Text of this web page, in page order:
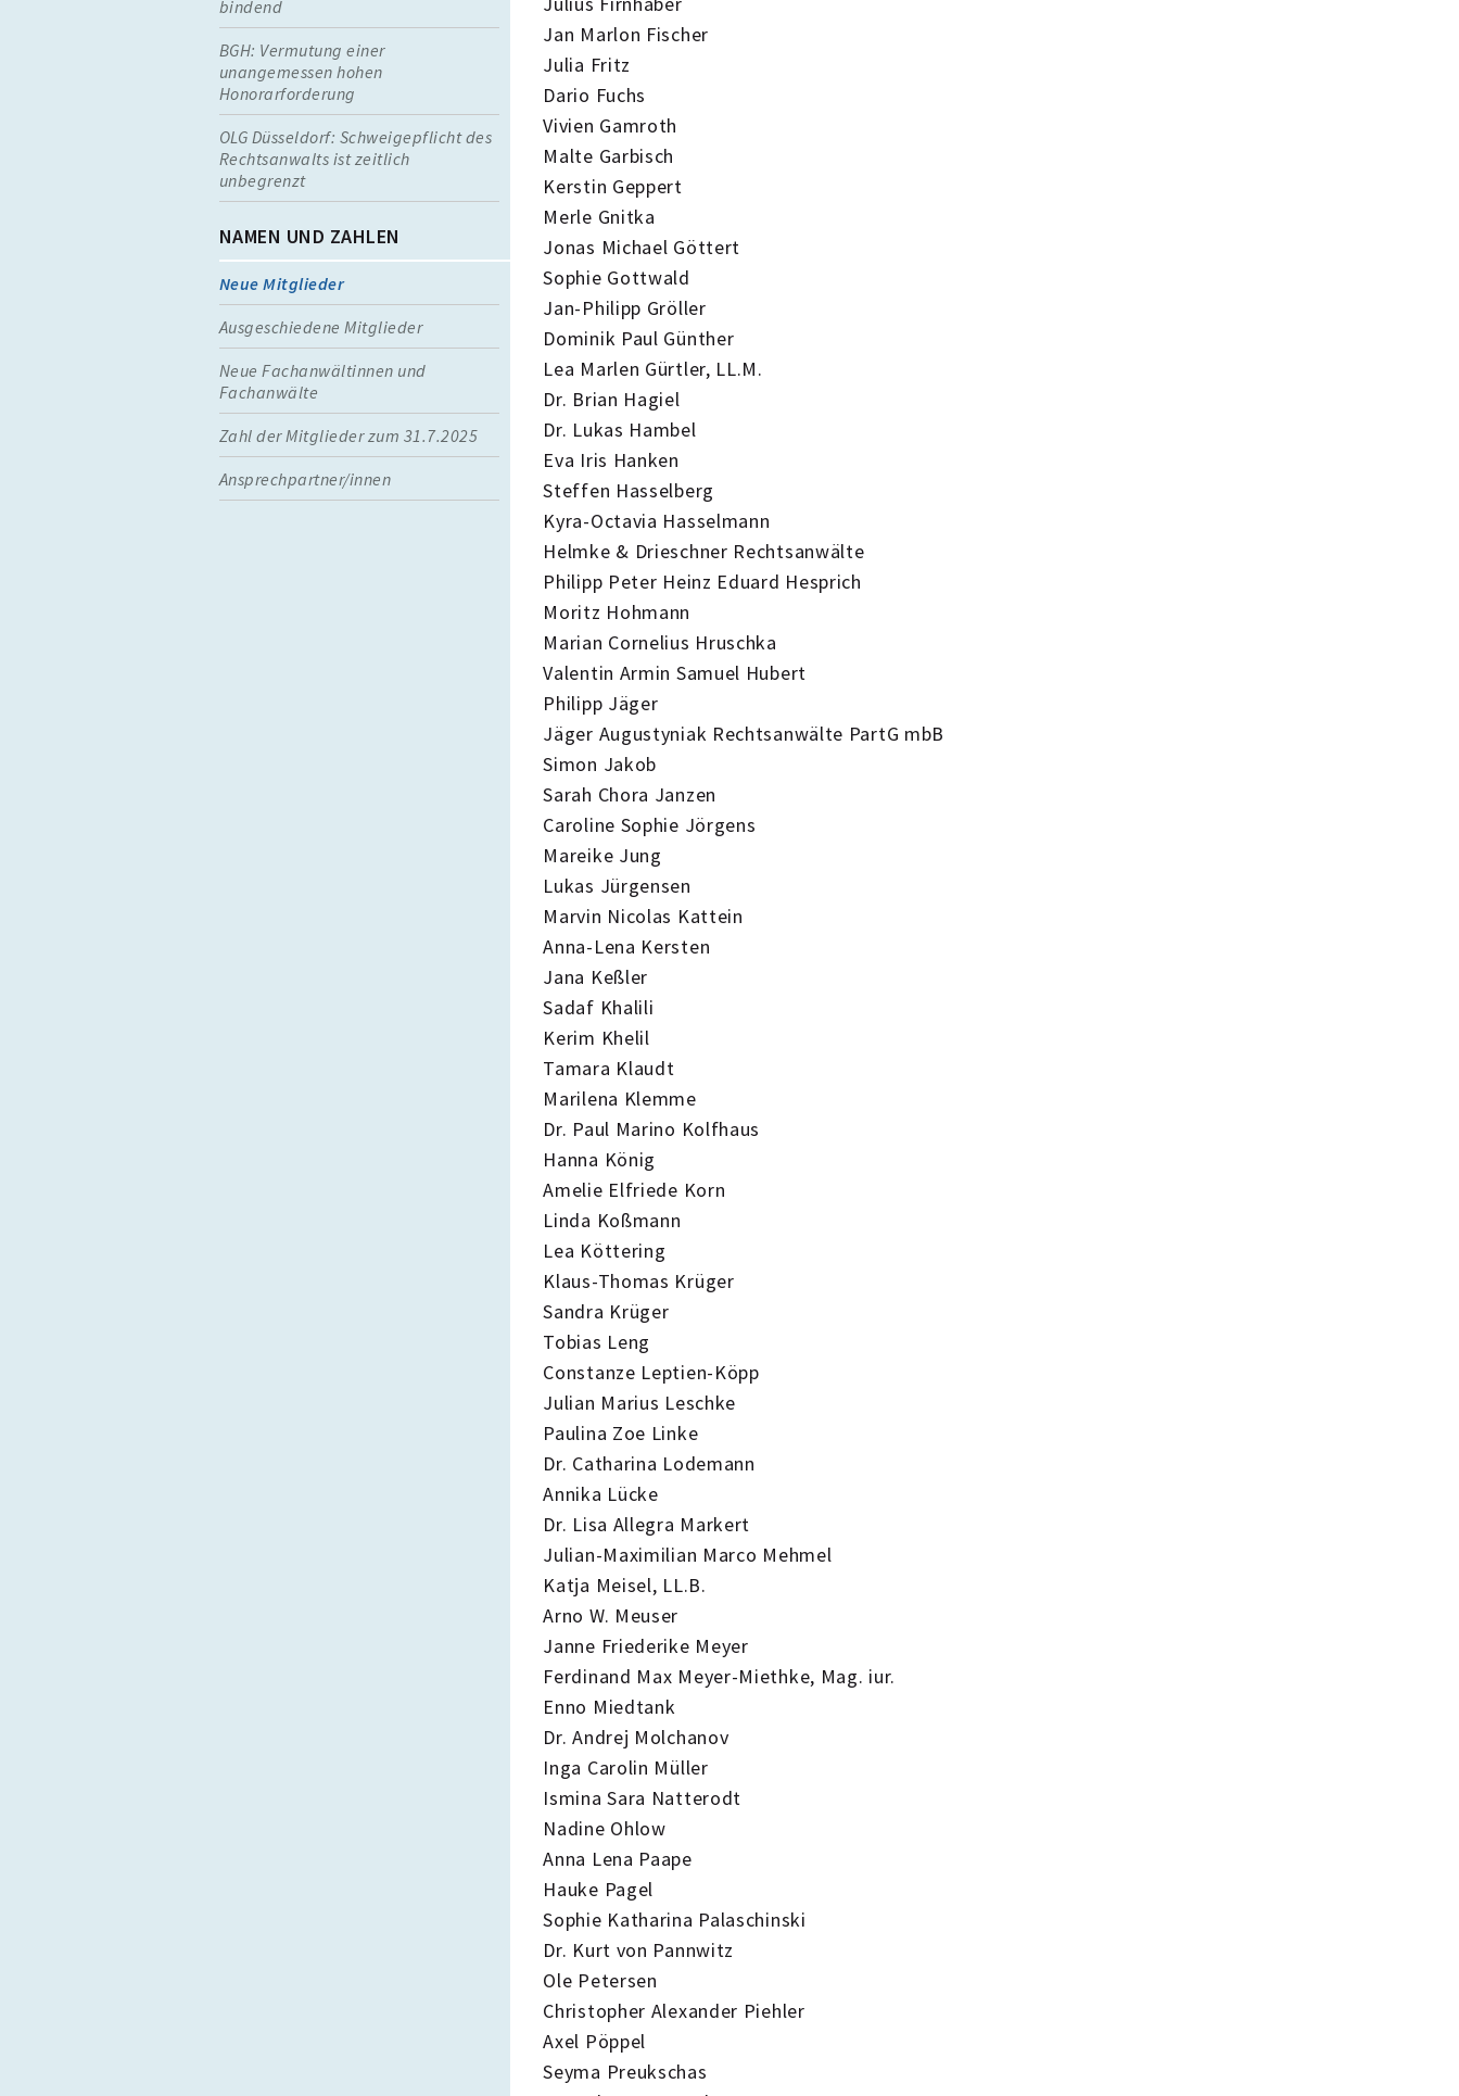
bindend
BGH: Vermutung einer
unangemessen hohen
Honorarforderung
OLG Düsseldorf: Schweigepflicht des
Rechtsanwalts ist zeitlich
unbegrenzt
NAMEN UND ZAHLEN
Neue Mitglieder
Ausgeschiedene Mitglieder
Neue Fachanwältinnen und
Fachanwälte
Zahl der Mitglieder zum 31.7.2025
Ansprechpartner/innen
Jan Marlon Fischer
Julia Fritz
Dario Fuchs
Vivien Gamroth
Malte Garbisch
Kerstin Geppert
Merle Gnitka
Jonas Michael Göttert
Sophie Gottwald
Jan-Philipp Gröller
Dominik Paul Günther
Lea Marlen Gürtler, LL.M.
Dr. Brian Hagiel
Dr. Lukas Hambel
Eva Iris Hanken
Steffen Hasselberg
Kyra-Octavia Hasselmann
Helmke & Drieschner Rechtsanwälte
Philipp Peter Heinz Eduard Hesprich
Moritz Hohmann
Marian Cornelius Hruschka
Valentin Armin Samuel Hubert
Philipp Jäger
Jäger Augustyniak Rechtsanwälte PartG mbB
Simon Jakob
Sarah Chora Janzen
Caroline Sophie Jörgens
Mareike Jung
Lukas Jürgensen
Marvin Nicolas Kattein
Anna-Lena Kersten
Jana Keßler
Sadaf Khalili
Kerim Khelil
Tamara Klaudt
Marilena Klemme
Dr. Paul Marino Kolfhaus
Hanna König
Amelie Elfriede Korn
Linda Koßmann
Lea Köttering
Klaus-Thomas Krüger
Sandra Krüger
Tobias Leng
Constanze Leptien-Köpp
Julian Marius Leschke
Paulina Zoe Linke
Dr. Catharina Lodemann
Annika Lücke
Dr. Lisa Allegra Markert
Julian-Maximilian Marco Mehmel
Katja Meisel, LL.B.
Arno W. Meuser
Janne Friederike Meyer
Ferdinand Max Meyer-Miethke, Mag. iur.
Enno Miedtank
Dr. Andrej Molchanov
Inga Carolin Müller
Ismina Sara Natterodt
Nadine Ohlow
Anna Lena Paape
Hauke Pagel
Sophie Katharina Palaschinski
Dr. Kurt von Pannwitz
Ole Petersen
Christopher Alexander Piehler
Axel Pöppel
Seyma Preukschas